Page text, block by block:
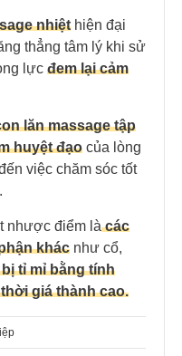
nhiệt hiện đại
thẳng tâm lý khi sử
lực đem lại cảm
lăn massage tập
huyệt đạo của lòng
việc chăm sóc tốt
nhược điểm làcác
khác như cổ,
tỉ mỉ bằng tính
giá thành cao.